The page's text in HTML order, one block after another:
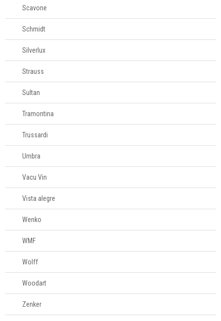
Scavone
Schmidt
Silverlux
Strauss
Sultan
Tramontina
Trussardi
Umbra
Vacu Vin
Vista alegre
Wenko
WMF
Wolff
Woodart
Zenker